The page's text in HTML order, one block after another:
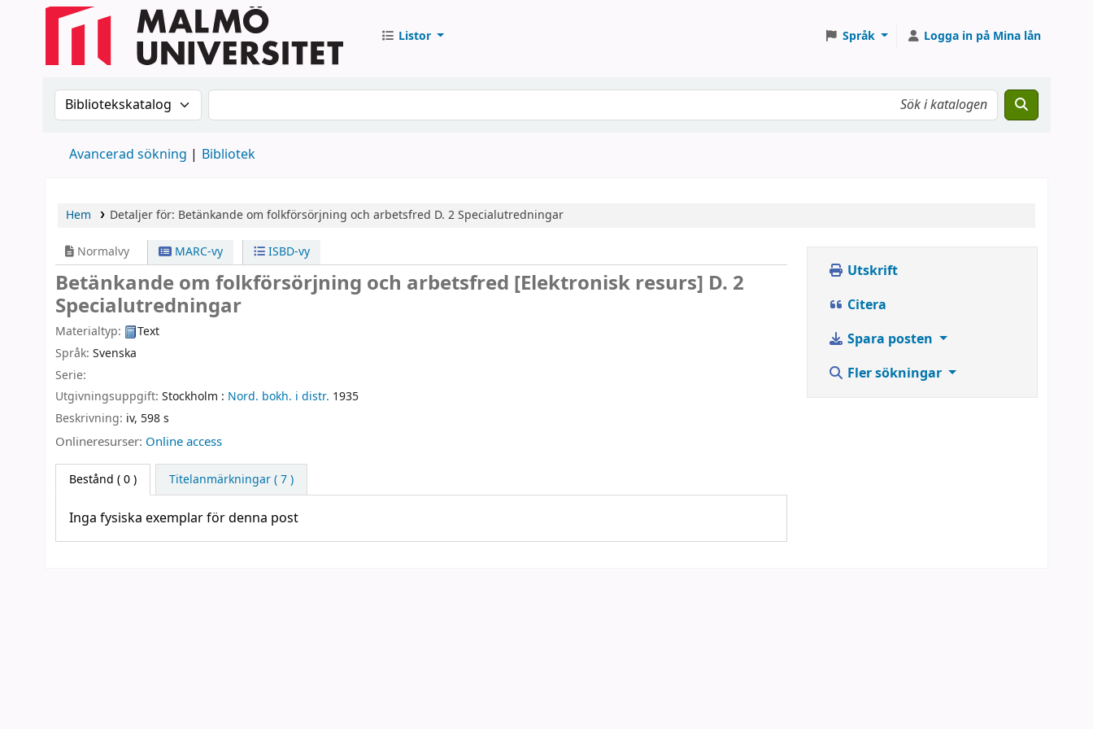
Listor Språk Logga in på Mina lån
Sök i katalogen efter:Sök i katalogen
Avancerad sökning Bibliotek
Hem Detaljer för: Betänkande om folkförsörjning och arbetsfred D. 2Specialutredningar
Normalvy MARC-vy ISBD-vy
Betänkande om folkförsörjning och arbetsfred [Elektronisk resurs] D. 2
Specialutredningar
Materialtyp:
Text
Språk: Svenska
Serie:
Utgivningsuppgift: Stockholm : Nord. bokh. i distr. 1935
Beskrivning: iv, 598 s
Onlineresurser: Online access
Bestånd ( 0 ) Titelanmärkningar ( 7 )
Inga fysiska exemplar för denna post
Utskrift
Citera
Spara posten
Fler sökningar